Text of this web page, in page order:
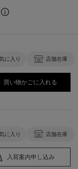
に入り 店舗在庫
買い物かごに入れる
に入り 店舗在庫
入荷案内申し込み